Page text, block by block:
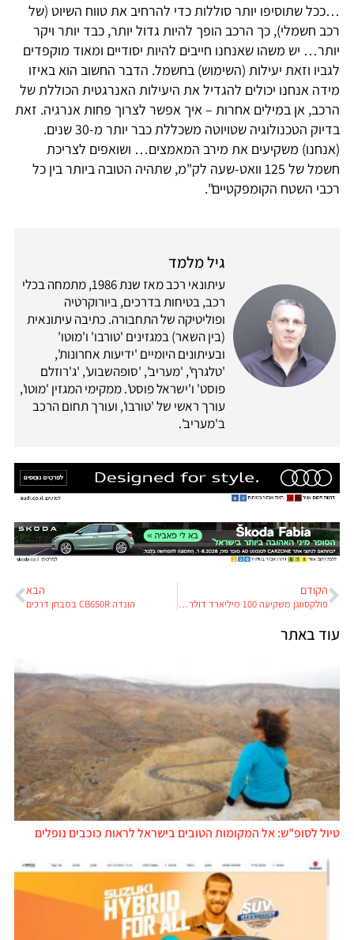
…ככל שתוסיפו יותר סוללות כדי להרחיב את טווח השיוט (של
רכב חשמלי), כך הרכב הופך להיות גדול יותר, כבד יותר ויקר
יותר… יש משהו שאנחנו חייבים להיות יסודיים ומאוד מוקפדים
לגביו וזאת יעילות (השימוש) בחשמל. הדבר החשוב הוא באיזו
מידה אנחנו יכולים להגדיל את היעילות האנרגטית הכוללת של
הרכב, אן במילים אחרות – איך אפשר לצרוך פחות אנרגיה. זאת
בדיוק הטכנולוגיה שטויוטה משכללת כבר יותר מ-30 שנים.
(אנחנו) משקיעים את מירב המאמצים… ושואפים לצריכת
חשמל של 125 וואט-שעה לק"מ, שתהיה הטובה ביותר בין כל
רכבי השטח הקומפקטיים".
גיל מלמד
עיתונאי רכב מאז שנת 1986, מתמחה בכלי
רכב, בטיחות בדרכים, ביורוקרטיה
ופוליטיקה של התחבורה. כתיבה עיתונאית
(בין השאר) במגזינים 'טורבו' ו'מוטו'
ובעיתונים היומיים 'ידיעות אחרונות',
'טלגרף', 'מעריב', 'סופהשבוע', 'ג'רוזלם
פוסט' ו'ישראל פוסט'. ממקימי המגזין 'מוטו',
עורך ראשי של 'טורבו', ועורך תחום הרכב
ב'מעריב'.
הקודם
פולקסווגן משקיעה 100 מיליארד דולר ברכב חשמלי
הבא
הונדה CB650R במבחן דרכים
עוד באתר
טיול לסופ"ש: אל המקומות הטובים בישראל לראות כוכבים נופלים